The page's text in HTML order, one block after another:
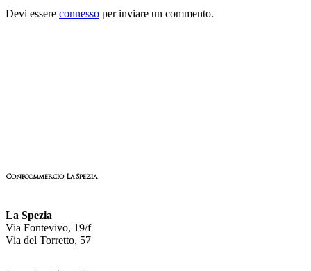
Devi essere connesso per inviare un commento.
Confcommercio La Spezia
La Spezia
Via Fontevivo, 19/f
Via del Torretto, 57